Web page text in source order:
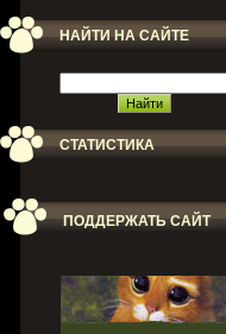
НАЙТИ НА САЙТЕ
СТАТИСТИКА
ПОДДЕРЖАТЬ САЙТ